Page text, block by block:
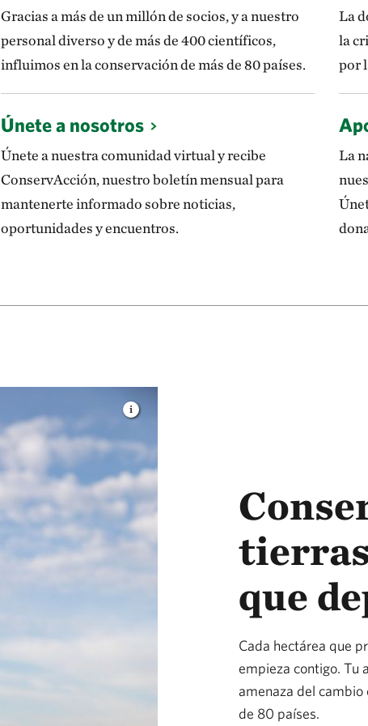
Gracias a más de un millón de socios, y a nuestro
personal diverso y de más de 400 científicos,
influimos en la conservación de más de 80 países.
La
la
por
Únete a nosotros
Únete a nuestra comunidad virtual y recibe
ConservAcción, nuestro boletín mensual para
mantenerte informado sobre noticias,
oportunidades y encuentros.
La
tierras
que
Cada hectárea que
empieza contigo. Tu
amenaza del
de 80 países.